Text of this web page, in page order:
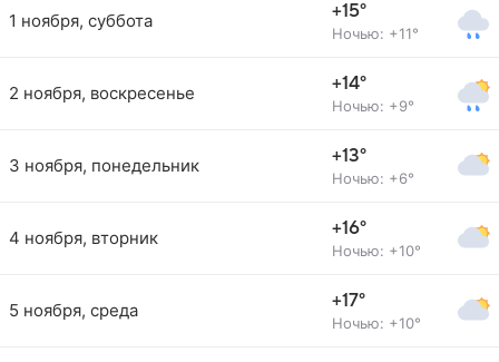
1 ноября, суббота +15°
Ночью: +11°
2 ноября, воскресенье +14°
Ночью: +9°
3 ноября, понедельник +13°
Ночью: +6°
4 ноября, вторник +16°
Ночью: +10°
5 ноября, среда +17°
Ночью: +10°